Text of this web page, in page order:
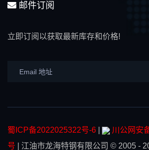
邮件订阅
立即订阅以获取最新库存和价格!
蜀ICP备2022025322号-6
川公网安
号
江油市龙海特钢有限公司 © 2005 -